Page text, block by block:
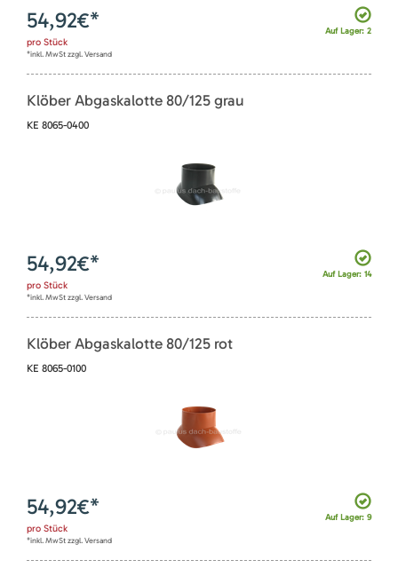
Auf Lager: 2
54,92€*
pro Stück
*inkl. MwSt zzgl. Versand
Klöber Abgaskalotte 80/125 grau
KE 8065-0400
Auf Lager: 14
54,92€*
pro Stück
*inkl. MwSt zzgl. Versand
Klöber Abgaskalotte 80/125 rot
KE 8065-0100
Auf Lager: 9
54,92€*
pro Stück
*inkl. MwSt zzgl. Versand